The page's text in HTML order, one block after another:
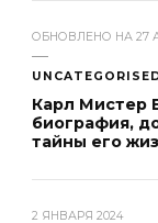
ОБНОВЛЕНО НА 27
Карл Мистер
биография,
тайны его
2 ЯНВАРЯ 2024